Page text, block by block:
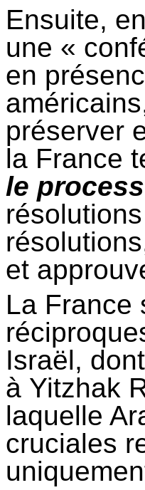
Ensuite,
une «
en
préserver
la France
le
et
La France
Israël,
à Yitzhak
laquelle
cruciales